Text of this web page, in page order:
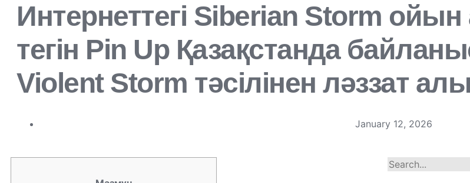
Интернеттегі Siberian Storm
тегін Pin Up Қазақстанда
Violent Storm тәсілінен ләззат
January 12, 2026